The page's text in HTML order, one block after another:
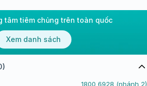
tâm tiêm chủng trên toàn quốc
Xem danh sách
1800 6928 (nhánh 2)